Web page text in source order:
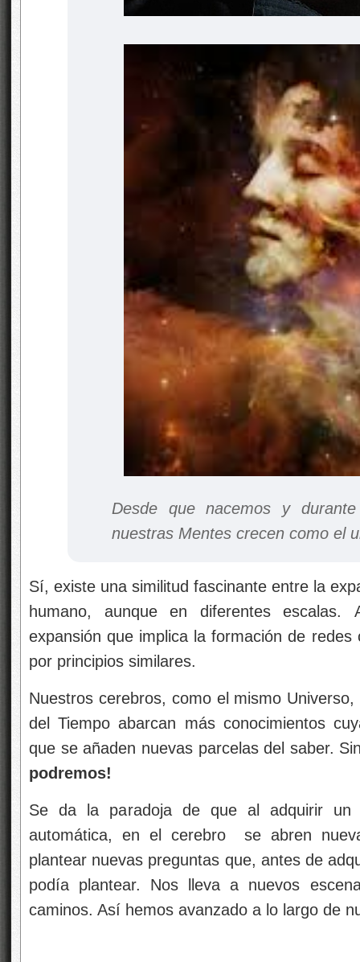
Desde que nacemos y
nuestras Mentes crecen como el
Sí, existe una similitud fascinante entre la
humano, aunque en diferentes escalas.
expansión que implica la formación de
por principios similares.
Nuestros cerebros, como el mismo
del Tiempo abarcan más conocimientos
que se añaden nuevas parcelas del saber.
podremos!
Se da la paradoja de que al adquirir un
automática, en el cerebro se abren
plantear nuevas preguntas que, antes de
podía plantear. Nos lleva a nuevos
caminos. Así hemos avanzado a lo largo de